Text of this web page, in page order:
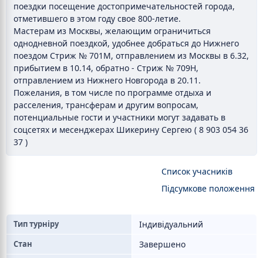
поездки посещение достопримечательностей города,
отметившего в этом году свое 800-летие.
Мастерам из Москвы, желающим ограничиться
однодневной поездкой, удобнее добраться до Нижнего
поездом Стриж № 701М, отправлением из Москвы в 6.32,
прибытием в 10.14, обратно - Стриж № 709Н,
отправлением из Нижнего Новгорода в 20.11.
Пожелания, в том числе по программе отдыха и
расселения, трансферам и другим вопросам,
потенциальные гости и участники могут задавать в
соцсетях и месенджерах Шикерину Сергею ( 8 903 054 36
37 )
Список учасників
Підсумкове положення
Тип турніру Індивідуальний
Стан Завершено